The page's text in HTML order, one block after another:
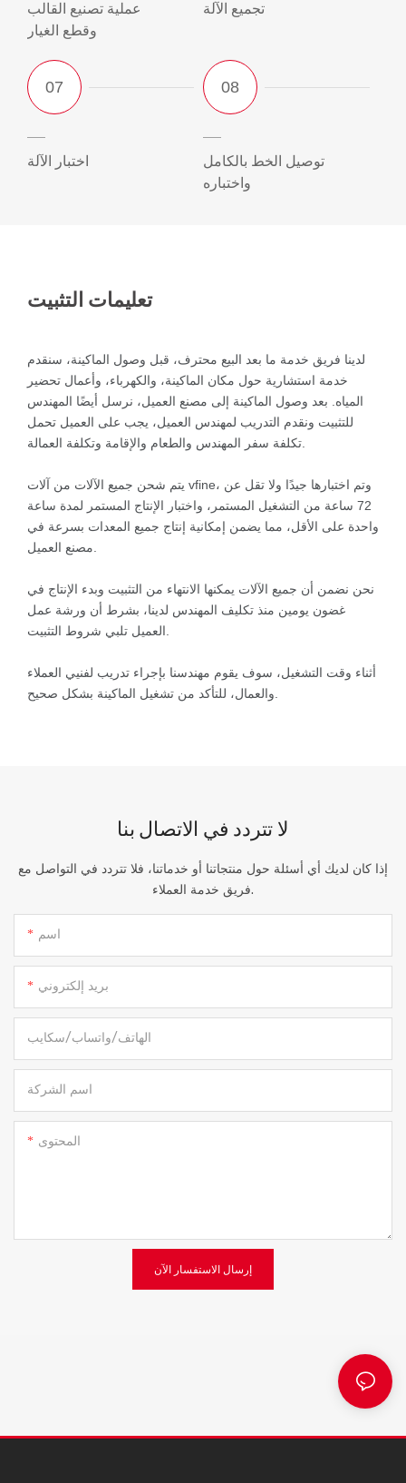
عملية تصنيع القالب
وقطع الغيار
تجميع الآلة
اختبار الآلة
توصيل الخط بالكامل
واختباره
تعليمات التثبيت
لدينا فريق خدمة ما بعد البيع محترف، قبل وصول الماكينة، سنقدم
خدمة استشارية حول مكان الماكينة، والكهرباء، وأعمال تحضير
المياه. بعد وصول الماكينة إلى مصنع العميل، نرسل أيضًا المهندس
للتثبيت ونقدم التدريب لمهندس العميل، يجب على العميل تحمل
يتم شحن جميع الآلات من آلات vfine، وتم اختبارها جيدًا ولا تقل عن
72 ساعة من التشغيل المستمر، واختبار الإنتاج المستمر لمدة ساعة
واحدة على الأقل، مما يضمن إمكانية إنتاج جميع المعدات بسرعة في
نحن نضمن أن جميع الآلات يمكنها الانتهاء من التثبيت وبدء الإنتاج في
غضون يومين منذ تكليف المهندس لدينا، بشرط أن ورشة عمل
أثناء وقت التشغيل، سوف يقوم مهندسنا بإجراء تدريب لفنيي العملاء
لا تتردد في الاتصال بنا
إذا كان لديك أي أسئلة حول منتجاتنا أو خدماتنا، فلا تتردد في التواصل مع
فريق خدمة العملاء.
اسم
بريد إلكتروني
الهاتف/واتساب/سكايب
اسم الشركة
المحتوى
إرسال الاستفسار الآن